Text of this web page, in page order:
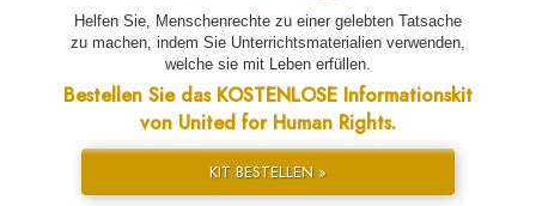
Helfen Sie, Menschenrechte zu einer gelebten Tatsache
zu machen, indem Sie Unterrichtsmaterialien verwenden,
welche sie mit Leben erfüllen.
Bestellen Sie das KOSTENLOSE Informationskit
von United for Human Rights.
KIT BESTELLEN »